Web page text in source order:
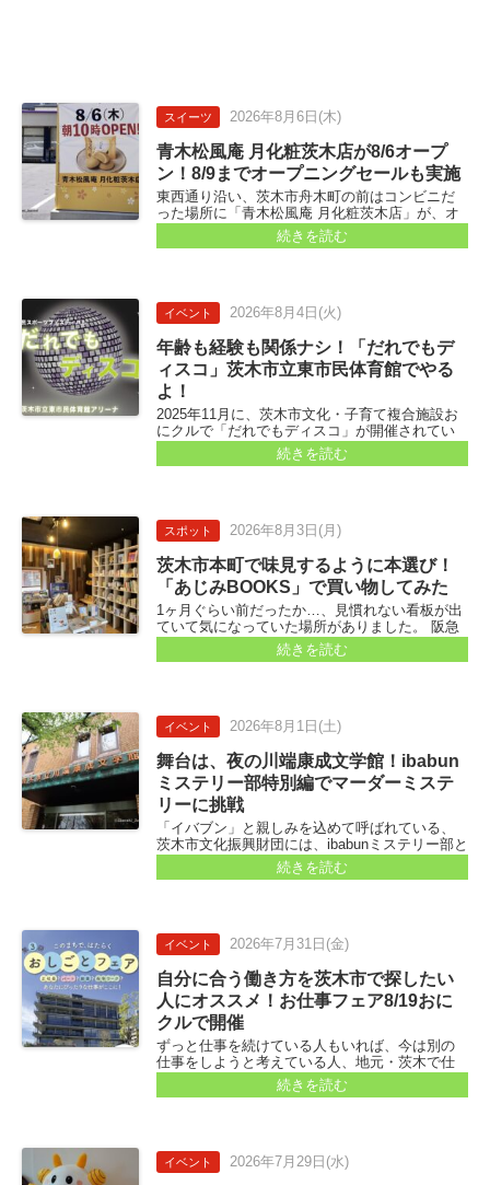
スイーツ 2026年8月6日 (木)
青木松風庵 月化粧茨木店が8/6オープ
ン！8/9までオープニングセールも実施
東西通り沿い、茨木市舟木町の前はコンビニだ
った場所に「青木松風庵 月化粧茨木店」が、オ
ープンします！ 「舟木町」の交差点を少し東へ
歩いた、通りの南側。プチプランスさんの斜め
続きを読む
イベント 2026年8月4日 (火)
年齢も経験も関係ナシ！「だれでもデ
ィスコ」茨木市立東市民体育館でやる
よ！
2025年11月に、茨木市文化・子育て複合施設お
にクルで「だれでもディスコ」が開催されてい
たのを、ご存知ですか？ 「踊ってきたでー！」
という人も多いかも♪ ちらっと見に行ったけど、
続きを読む
スポット 2026年8月3日 (月)
茨木市本町で味見するように本選び！
「あじみBOOKS」で買い物してみた
1ヶ月ぐらい前だったか…、見慣れない看板が出
ていて気になっていた場所がありました。 阪急
本通商店街から、スーパーや八百屋さんのある
角を北ヘ進んだ場所。木のめ舎ビルヂングのと
続きを読む
イベント 2026年8月1日 (土)
舞台は、夜の川端康成文学館！ibabun
ミステリー部特別編でマーダーミステ
リーに挑戦
「イバブン」と親しみを込めて呼ばれている、
茨木市文化振興財団には、ibabunミステリー部と
いう活動があって、ワークショップや講座が開
かれているようです。 8月には、茨木市立川端康
続きを読む
イベント 2026年7月31日 (金)
自分に合う働き方を茨木市で探したい
人にオススメ！お仕事フェア8/19おに
クルで開催
ずっと仕事を続けている人もいれば、今は別の
仕事をしようと考えている人、地元・茨木で仕
事をしたいなぁと考えている人もいらっしゃる
でしょうか...
続きを読む
イベント 2026年7月29日 (水)